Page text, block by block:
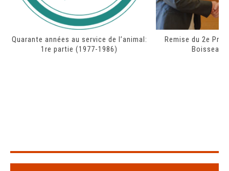
Quarante années au service de l’animal:
1re partie (1977-1986)
Remise du 2e